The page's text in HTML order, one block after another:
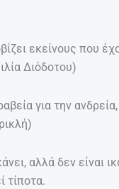
εκείνους που
Διόδοτου)
για την ανδρεία,
αλλά δεν είναι
τίποτα.